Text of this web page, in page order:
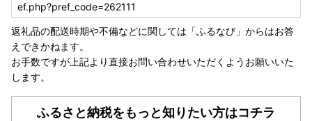
ef.php?pref_code=262111
返礼品の配送時期や不備などに関しては「ふるなび」からはお答
えできかねます。
お手数ですが上記より直接お問い合わせいただくようお願いいた
します。
ふるさと納税をもっと知りたい方はコチラ